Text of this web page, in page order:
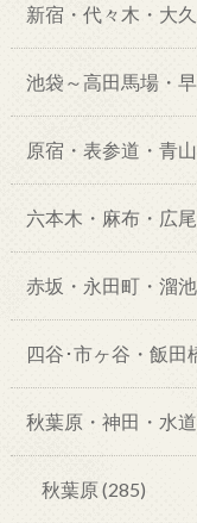
新宿・代々木・大
池袋～高田馬場・
原宿・表参道・青山
六本木・麻布・広尾
赤坂・永田町・溜池
四谷･市ヶ谷・飯田
秋葉原・神田・水
秋葉原 (285)